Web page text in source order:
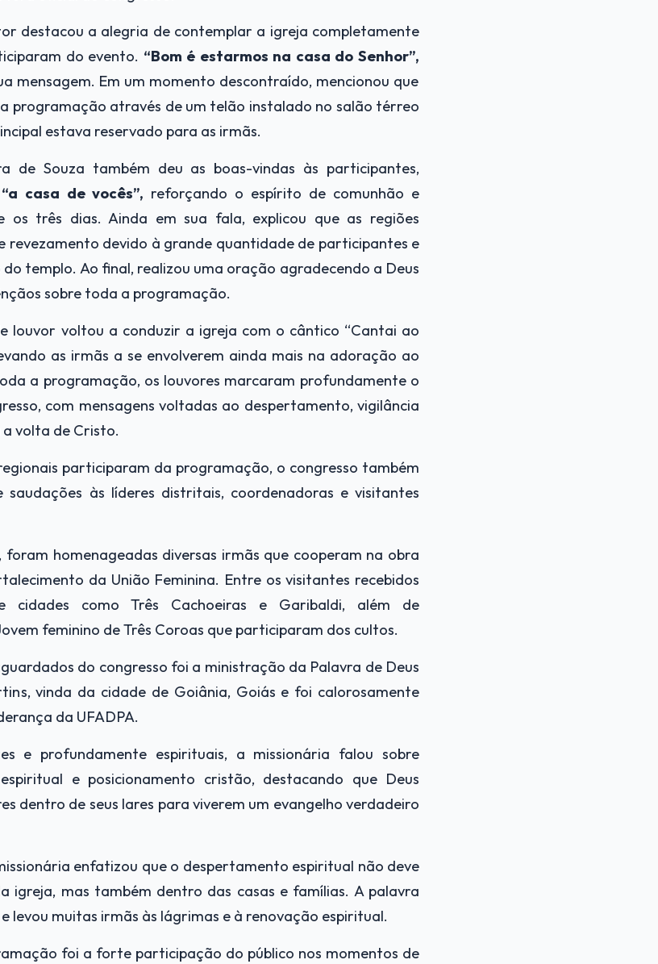
destacou a alegria de contemplar a igreja completamente
do evento. “Bom é estarmos na casa do Senhor”,
mensagem. Em um momento descontraído, mencionou que
programação através de um telão instalado no salão térreo
estava reservado para as irmãs.
de Souza também deu as boas-vindas às participantes,
“a casa de vocês”, reforçando o espírito de comunhão e
os três dias. Ainda em sua fala, explicou que as regiões
revezamento devido à grande quantidade de participantes e
templo. Ao final, realizou uma oração agradecendo a Deus
sobre toda a programação.
louvor voltou a conduzir a igreja com o cântico “Cantai ao
as irmãs a se envolverem ainda mais na adoração ao
a programação, os louvores marcaram profundamente o
com mensagens voltadas ao despertamento, vigilância
volta de Cristo.
participaram da programação, o congresso também
saudações às líderes distritais, coordenadoras e visitantes
homenageadas diversas irmãs que cooperam na obra
da União Feminina. Entre os visitantes recebidos
cidades como Três Cachoeiras e Garibaldi, além de
feminino de Três Coroas que participaram dos cultos.
do congresso foi a ministração da Palavra de Deus
vinda da cidade de Goiânia, Goiás e foi calorosamente
da UFADPA.
e profundamente espirituais, a missionária falou sobre
e posicionamento cristão, destacando que Deus
dentro de seus lares para viverem um evangelho verdadeiro
enfatizou que o despertamento espiritual não deve
igreja, mas também dentro das casas e famílias. A palavra
levou muitas irmãs às lágrimas e à renovação espiritual.
foi a forte participação do público nos momentos de